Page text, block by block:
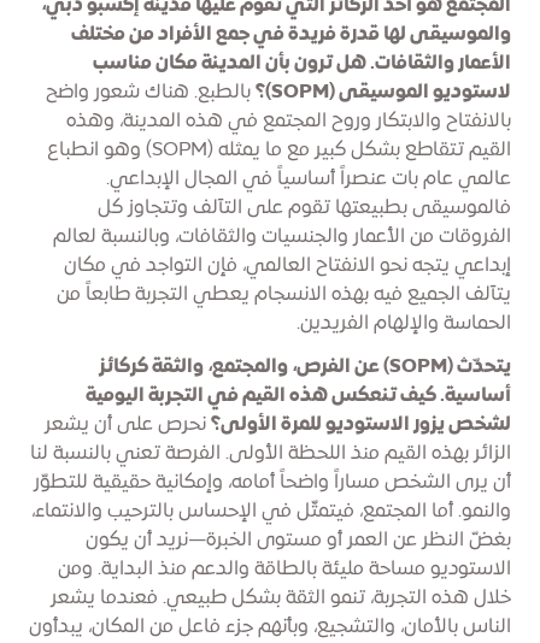
المجتمع هو أحد الركائز التي تقوم عليها مدينة إكسبو دبي،
والموسيقى لها قدرة فريدة في جمع الأفراد من مختلف
الأعمار والثقافات. هل ترون بأن المدينة مكان مناسب
لاستوديو الموسيقى (SOPM)؟
بالطبع. هناك شعور واضح
بالانفتاح والابتكار وروح المجتمع في هذه المدينة، وهذه
القيم تتقاطع بشكل كبير مع ما يمثله (SOPM) وهو انطباع
عالمي عام بات عنصراً أساسياً في المجال الإبداعي.
فالموسيقى بطبيعتها تقوم على التآلف وتتجاوز كل
الفروقات من الأعمار والجنسيات والثقافات، وبالنسبة لعالم
إبداعي يتجه نحو الانفتاح العالمي، فإن التواجد في مكان
يتآلف الجميع فيه بهذه الانسجام يعطي التجربة طابعاً من
الحماسة والإلهام الفريدين.
يتحدّث (SOPM) عن الفرص، والمجتمع، والثقة كركائز
أساسية. كيف تنعكس هذه القيم في التجربة اليومية
لشخص يزور الاستوديو للمرة الأولى؟ نحرص على أن يشعر
الزائر بهذه القيم منذ اللحظة الأولى. الفرصة تعني بالنسبة لنا
أن يرى الشخص مساراً واضحاً أمامه، وإمكانية حقيقية للتطوّر
والنمو. أما المجتمع، فيتمثّل في الإحساس بالترحيب والانتماء،
بغضّ النظر عن العمر أو مستوى الخبرة—نريد أن يكون
الاستوديو مساحة مليئة بالطاقة والدعم منذ البداية. ومن
خلال هذه التجربة، تنمو الثقة بشكل طبيعي. فعندما يشعر
الناس بالأمان، والتشجيع، وبأنهم جزء فاعل من المكان، يبدأون